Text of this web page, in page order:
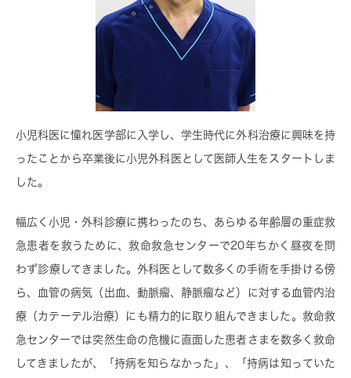
小児科医に憧れ医学部に入学し、学生時代に外科治療に興味を持
ったことから卒業後に小児外科医として医師人生をスタートしま
した。
幅広く小児・外科診療に携わったのち、あらゆる年齢層の重症救
急患者を救うために、救命救急センターで20年ちかく昼夜を問
わず診療してきました。外科医として数多くの手術を手掛ける傍
ら、血管の病気（出血、動脈瘤、静脈瘤など）に対する血管内治
療（カテーテル治療）にも精力的に取り組んできました。救命救
急センターでは突然生命の危機に直面した患者さまを数多く救命
してきましたが、「持病を知らなかった」、「持病は知っていた